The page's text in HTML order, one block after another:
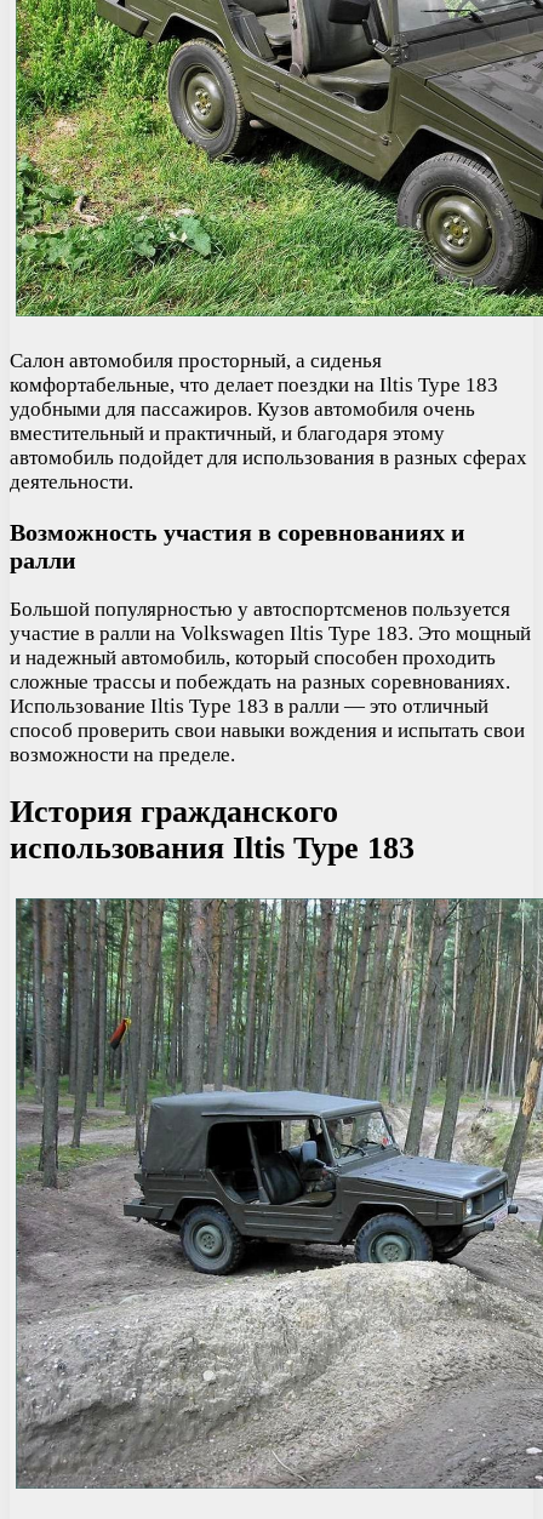
Салон автомобиля просторный, а сиденья
комфортабельные, что делает поездки на Iltis Type 183
удобными для пассажиров. Кузов автомобиля очень
вместительный и практичный, и благодаря этому
автомобиль подойдет для использования в разных сферах
деятельности.
Возможность участия в соревнованиях и
ралли
Большой популярностью у автоспортсменов пользуется
участие в ралли на Volkswagen Iltis Type 183. Это мощный
и надежный автомобиль, который способен проходить
сложные трассы и побеждать на разных соревнованиях.
Использование Iltis Type 183 в ралли — это отличный
способ проверить свои навыки вождения и испытать свои
возможности на пределе.
История гражданского
использования Iltis Type 183